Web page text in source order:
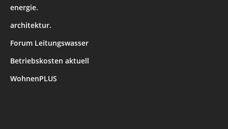
energie.
architektur.
Forum Leitungswasser
Betriebskosten aktuell
WohnenPLUS